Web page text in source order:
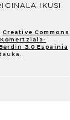
IKUSI
Creative Commons
3.0 Espainia